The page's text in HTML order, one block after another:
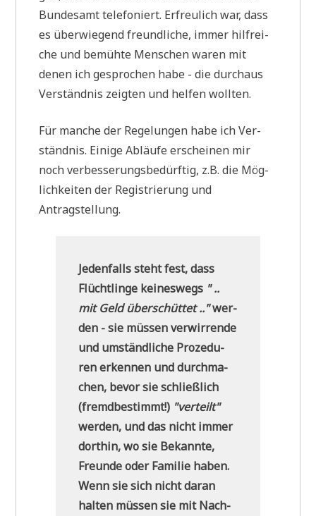
Bun­des­amt tele­fo­niert. Erfreu­lich war, dass
es über­wie­gend freund­li­che, immer hilf­rei­
che und bemüh­te Men­schen waren mit
denen ich gespro­chen habe - die durch­aus
Ver­ständ­nis zeig­ten und hel­fen wollten.
Für man­che der Rege­lun­gen habe ich Ver­
ständ­nis. Eini­ge Abläu­fe erschei­nen mir
noch ver­bes­se­rungs­be­dürf­tig, z.B. die Mög­
lich­kei­ten der Regi­strie­rung und
Antragstellung.
Jeden­falls steht fest, dass
Flücht­lin­ge kei­nes­wegs " ..
mit Geld über­schüt­tet .."wer­
den - sie müs­sen ver­wir­ren­de
und umständ­li­che Pro­ze­du­
ren erken­nen und durch­ma­
chen, bevor sie schließ­lich
(fremd­be­stimmt!) "ver­teilt"
wer­den, und das nicht immer
dort­hin, wo sie Bekann­te,
Freun­de oder Fami­lie haben.
Wenn sie sich nicht dar­an
hal­ten müs­sen sie mit Nach­